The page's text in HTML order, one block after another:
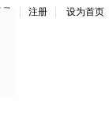
录 注册 设为首页